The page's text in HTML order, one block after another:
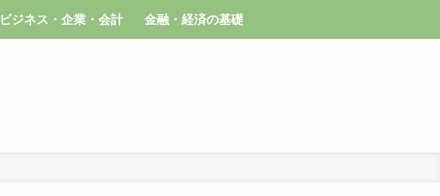
ビジネス・企業・会計 金融・経済の基礎